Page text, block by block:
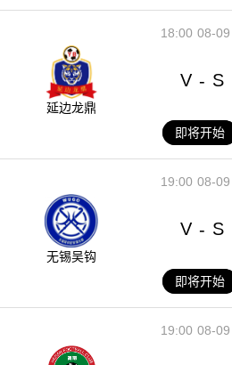
08-09
18:00
延边龙鼎
V - S
即将开始
08-09
19:00
无锡吴钩
V - S
即将开始
08-09
19:00